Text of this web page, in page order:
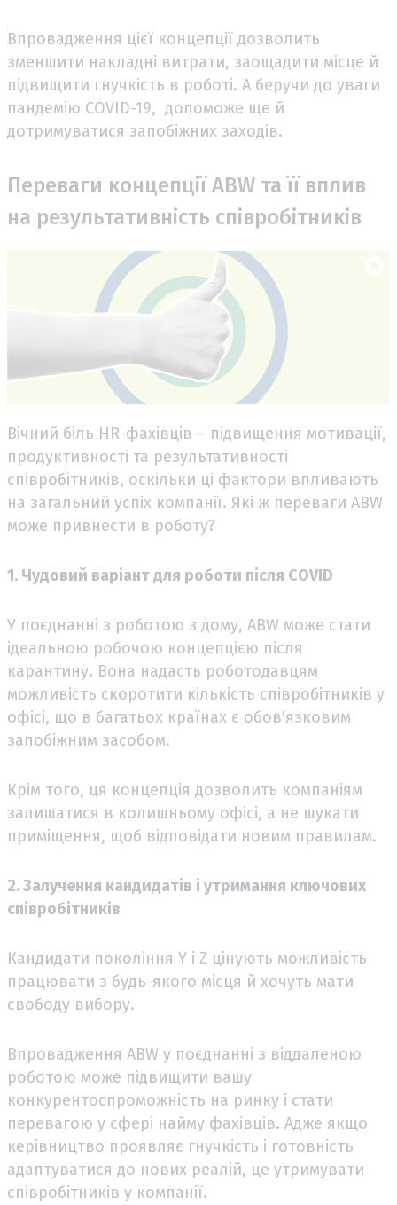
Впровадження цієї концепції дозволить
зменшити накладні витрати, заощадити місце й
підвищити гнучкість в роботі. А беручи до уваги
пандемію COVID-19, допоможе ще й
дотримуватися запобіжних заходів.
Переваги концепції ABW та її вплив
на результативність співробітників
Вічний біль HR-фахівців – підвищення мотивації,
продуктивності та результативності
співробітників, оскільки ці фактори впливають
на загальний успіх компанії. Які ж переваги ABW
може привнести в роботу?
1. Чудовий варіант для роботи після COVID
У поєднанні з роботою з дому, ABW може стати
ідеальною робочою концепцією після
карантину. Вона надасть роботодавцям
можливість скоротити кількість співробітників у
офісі, що в багатьох країнах є обов'язковим
запобіжним засобом.
Крім того, ця концепція дозволить компаніям
залишатися в колишньому офісі, а не шукати
приміщення, щоб відповідати новим правилам.
2. Залучення кандидатів і утримання ключових
співробітників
Кандидати покоління Y і Z цінують можливість
працювати з будь-якого місця й хочуть мати
свободу вибору.
Впровадження ABW у поєднанні з віддаленою
роботою може підвищити вашу
конкурентоспроможність на ринку і стати
перевагою у сфері найму фахівців. Адже якщо
керівництво проявляє гнучкість і готовність
адаптуватися до нових реалій, це утримувати
співробітників у компанії.